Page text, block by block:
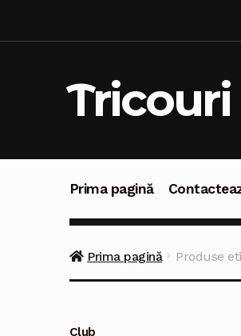
Prima pagină
Prima pagină Produse
Club